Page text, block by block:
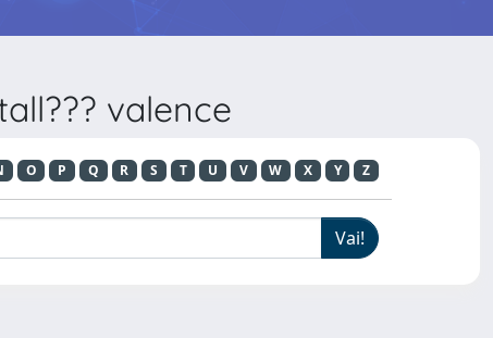
valence
O P Q R S T U V W X Y Z